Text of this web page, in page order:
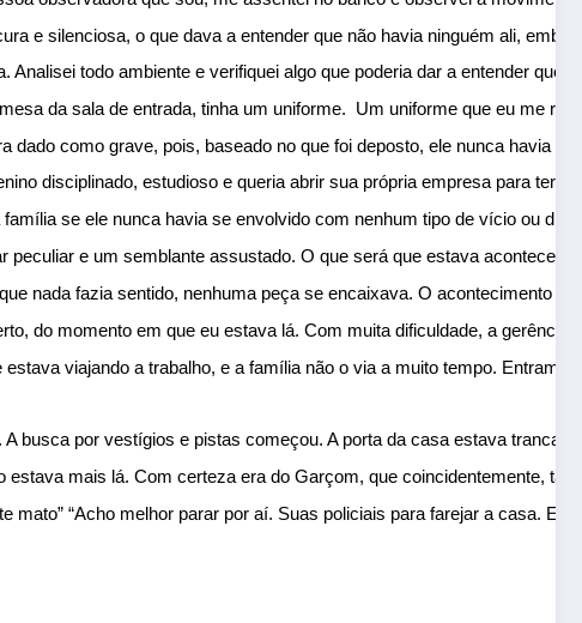
e silenciosa, o que dava a entender que não havia ninguém ali,
todo ambiente e verifiquei algo que poderia dar a entender
da sala de entrada, tinha um uniforme.  Um uniforme que eu
como grave, pois, baseado no que foi deposto, ele nunca
disciplinado, estudioso e queria abrir sua própria empresa para
se ele nunca havia se envolvido com nenhum tipo de vício ou
peculiar e um semblante assustado. O que será que estava
nada fazia sentido, nenhuma peça se encaixava. O acontecimento
do momento em que eu estava lá. Com muita dificuldade, a
viajando a trabalho, e a família não o via a muito tempo.
busca por vestígios e pistas começou. A porta da casa estava
mais lá. Com certeza era do Garçom, que coincidentemente,
“Acho melhor parar por aí. Suas policiais para farejar a casa.